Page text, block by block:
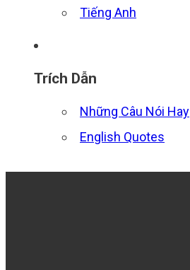
Tiếng Anh
Trích Dẫn
Những Câu Nói Hay
English Quotes